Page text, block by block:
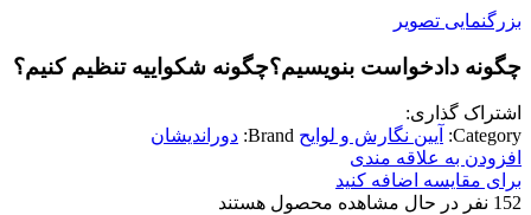
بزرگنمایی تصویر
چگونه دادخواست بنویسیم؟چگونه شکواییه تنظیم کنیم؟
اشتراک گذاری:
Category:
آیین نگارش و لوایح Brand: دوراندیشان
افزودن به علاقه مندی
برای مقایسه اضافه کنید
152 نفر در حال مشاهده محصول هستند